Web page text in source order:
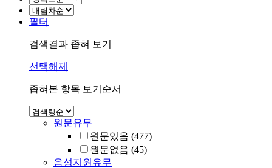
필터
검색결과 좁혀 보기
선택해제
좁혀본 항목 보기순서
원문유무
원문있음 (477)
원문없음 (45)
음성지원유무